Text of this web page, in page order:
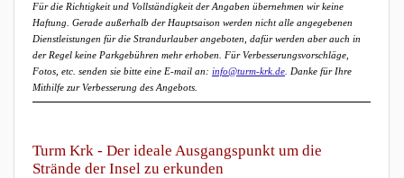
Für die Richtigkeit und Vollständigkeit der Angaben übernehmen wir keine
Haftung. Gerade außerhalb der Hauptsaison werden nicht alle angegebenen
Dienstleistungen für die Strandurlauber angeboten, dafür werden aber auch in
der Regel keine Parkgebühren mehr erhoben. Für Verbesserungsvorschläge,
Fotos, etc. senden sie bitte eine E-mail an: info@turm-krk.de . Danke für Ihre
Mithilfe zur Verbesserung des Angebots.
Turm Krk - Der ideale Ausgangspunkt um die
Strände der Insel zu erkunden